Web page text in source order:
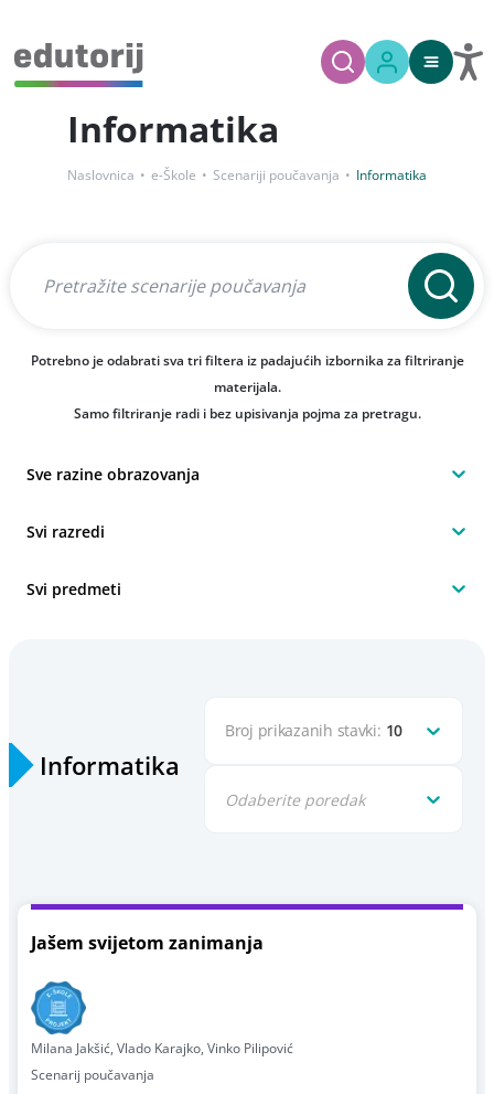
Informatika
Naslovnica e-Škole Scenariji poučavanja Informatika
Potrebno je odabrati sva tri filtera iz padajućih izbornika za filtriranje
materijala.
Samo filtriranje radi i bez upisivanja pojma za pretragu.
Sve razine obrazovanja
Svi razredi
Svi predmeti
Informatika
Broj prikazanih stavki: 10
Odaberite poredak
Jašem svijetom zanimanja
Milana Jakšić, Vlado Karajko, Vinko Pilipović
Scenarij poučavanja